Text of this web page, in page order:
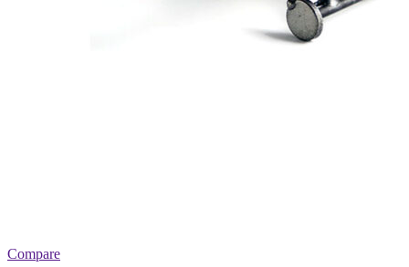
Compare